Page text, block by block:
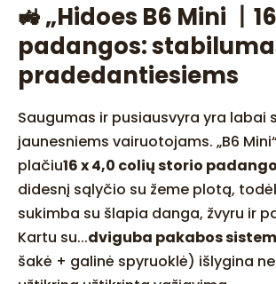
🚜 „Hidoes B6 Mini 丨
padangos:
pradedantiesiems
Saugumas ir pusiausvyra yra labai
jaunesniems vairuotojams. „B6
plačiu16 x 4,0 colių storio
didesnį sąlyčio su žeme plotą,
sukimba su šlapia danga, žvyru ir
Kartu su...dviguba pakabos
šakė + galinė spyruoklė) išlygina